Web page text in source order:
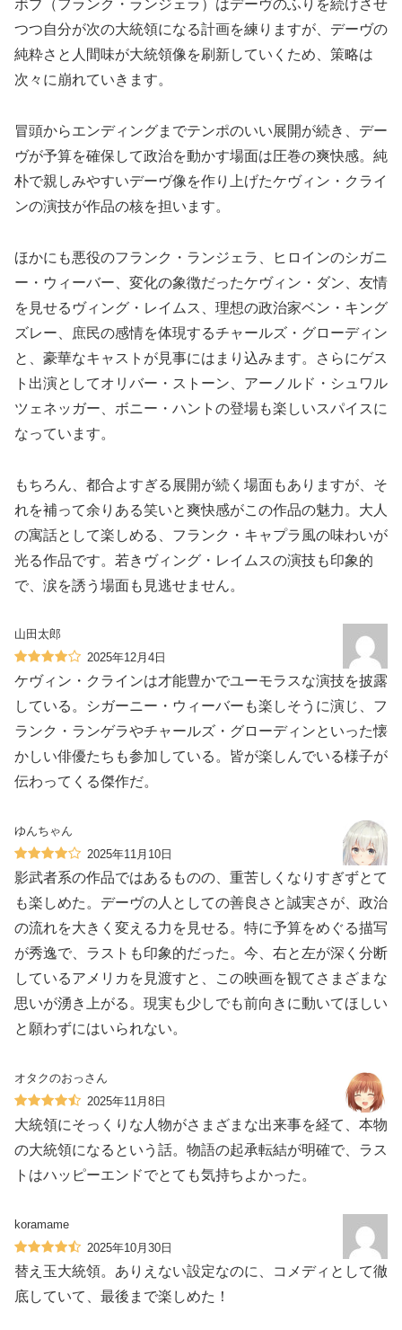
ボブ（フランク・ランジェラ）はデーヴのふりを続けさせ
つつ自分が次の大統領になる計画を練りますが、デーヴの
純粋さと人間味が大統領像を刷新していくため、策略は
次々に崩れていきます。
冒頭からエンディングまでテンポのいい展開が続き、デー
ヴが予算を確保して政治を動かす場面は圧巻の爽快感。純
朴で親しみやすいデーヴ像を作り上げたケヴィン・クライ
ンの演技が作品の核を担います。
ほかにも悪役のフランク・ランジェラ、ヒロインのシガニ
ー・ウィーバー、変化の象徴だったケヴィン・ダン、友情
を見せるヴィング・レイムス、理想の政治家ベン・キング
ズレー、庶民の感情を体現するチャールズ・グローディン
と、豪華なキャストが見事にはまり込みます。さらにゲス
ト出演としてオリバー・ストーン、アーノルド・シュワル
ツェネッガー、ボニー・ハントの登場も楽しいスパイスに
なっています。
もちろん、都合よすぎる展開が続く場面もありますが、そ
れを補って余りある笑いと爽快感がこの作品の魅力。大人
の寓話として楽しめる、フランク・キャプラ風の味わいが
光る作品です。若きヴィング・レイムスの演技も印象的
で、涙を誘う場面も見逃せません。
山田太郎
2025年12月4日
ケヴィン・クラインは才能豊かでユーモラスな演技を披露
している。シガーニー・ウィーバーも楽しそうに演じ、フ
ランク・ランゲラやチャールズ・グローディンといった懐
かしい俳優たちも参加している。皆が楽しんでいる様子が
伝わってくる傑作だ。
ゆんちゃん
2025年11月10日
影武者系の作品ではあるものの、重苦しくなりすぎずとて
も楽しめた。デーヴの人としての善良さと誠実さが、政治
の流れを大きく変える力を見せる。特に予算をめぐる描写
が秀逸で、ラストも印象的だった。今、右と左が深く分断
しているアメリカを見渡すと、この映画を観てさまざまな
思いが湧き上がる。現実も少しでも前向きに動いてほしい
と願わずにはいられない。
オタクのおっさん
2025年11月8日
大統領にそっくりな人物がさまざまな出来事を経て、本物
の大統領になるという話。物語の起承転結が明確で、ラス
トはハッピーエンドでとても気持ちよかった。
koramame
2025年10月30日
替え玉大統領。ありえない設定なのに、コメディとして徹
底していて、最後まで楽しめた！